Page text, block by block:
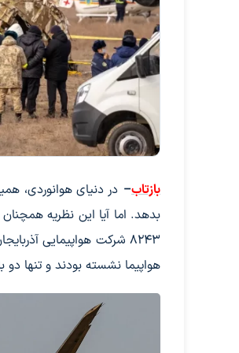
بازتاب– در دنیای هوانوردی،
بدهد. اما آیا این نظریه
هواپیما نشسته بودند و تنها دو